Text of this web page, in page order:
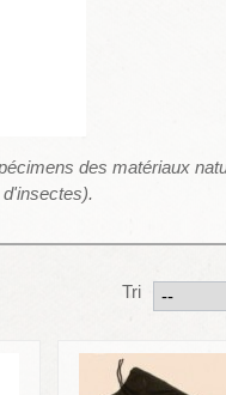
des matériaux
Tri